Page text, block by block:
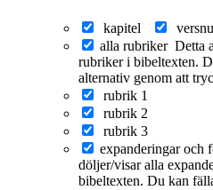
kapitel
alla rubriker Detta
rubriker i bibeltexten.
alternativ genom att
rubrik 1
rubrik 2
rubrik 3
expanderingar och
döljer/visar alla
bibeltexten. Du kan